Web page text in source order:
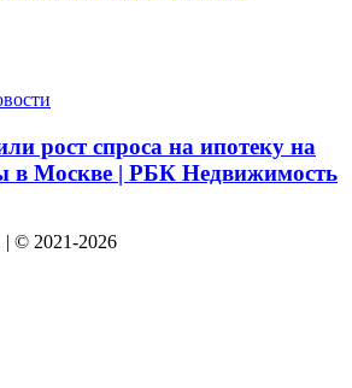
рост спроса на ипотеку на
в Москве | РБК Недвижимость
| © 2021-2026